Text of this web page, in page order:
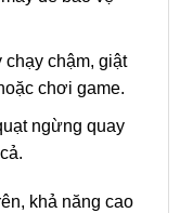
chạy chậm, giật
chơi game.
ngừng quay
khả năng cao